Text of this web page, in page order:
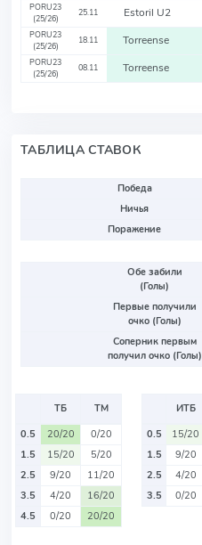
PORU23
(25/26)
25.11 Estoril U2
PORU23
(25/26)
18.11 Torreense
PORU23
(25/26)
08.11 Torreense
ТАБЛИЦА СТАВОК
Победа
Ничья
Поражение
Обе забили
(Голы)
Первые получили
очко (Голы)
Соперник первым
получил очко (Голы)
ТБ
ТМ
0.5
20/20
0/20
1.5
15/20
5/20
2.5
9/20
11/20
3.5
4/20
16/20
4.5
0/20 20/20
ИТБ
0.5
15/20
1.5
9/20
2.5
4/20
3.5
0/20